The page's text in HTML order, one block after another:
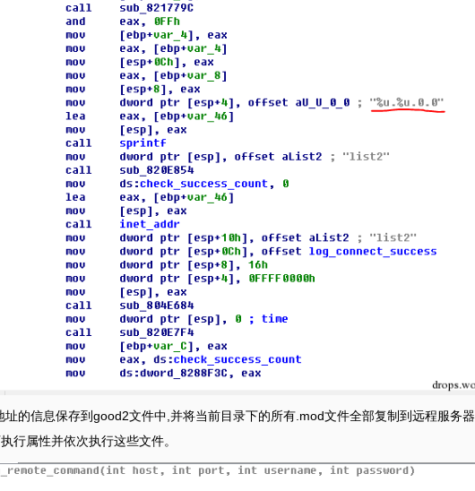
址的信息保存到good2文件中,并将当前目录下的所有.mod文件全部复制到远程服务器
行属性并依次执行这些文件。